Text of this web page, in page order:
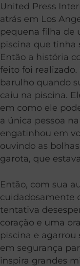
United Press
atrás em Los
pequena filha de
piscina que tinha
Então a história
feito foi
barulho quando
caiu na piscina.
em como ele
a única pessoa
engatinhou em
ouvindo as
garota, que
Então, com sua
cuidadosamente
tentativa
coração e uma
piscina e agarrou
em segurança
inspira grandes